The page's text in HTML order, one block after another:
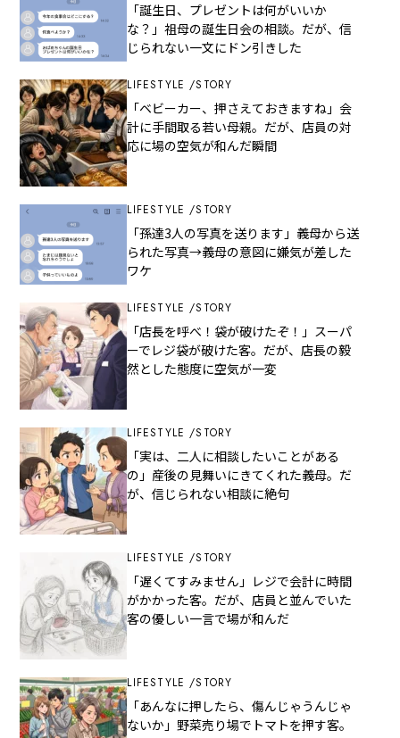
「誕生日、プレゼントは何がいいか
な？」祖母の誕生日会の相談。だが、信
じられない一文にドン引きした
LIFESTYLE STORY
「ベビーカー、押さえておきますね」会
計に手間取る若い母親。だが、店員の対
応に場の空気が和んだ瞬間
LIFESTYLE STORY
「孫達3人の写真を送ります」義母から送
られた写真→義母の意図に嫌気が差した
ワケ
LIFESTYLE STORY
「店長を呼べ！袋が破けたぞ！」スーパ
ーでレジ袋が破けた客。だが、店長の毅
然とした態度に空気が一変
LIFESTYLE STORY
「実は、二人に相談したいことがある
の」産後の見舞いにきてくれた義母。だ
が、信じられない相談に絶句
LIFESTYLE STORY
「遅くてすみません」レジで会計に時間
がかかった客。だが、店員と並んでいた
客の優しい一言で場が和んだ
LIFESTYLE STORY
「あんなに押したら、傷んじゃうんじゃ
ないか」野菜売り場でトマトを押す客。